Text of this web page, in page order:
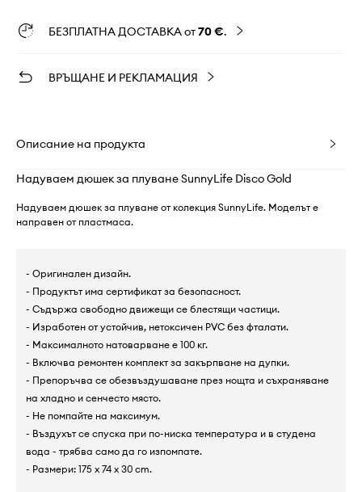
БЕЗПЛАТНА ДОСТАВКА от70 €.
ВРЪЩАНЕ И РЕКЛАМАЦИЯ
Описание на продукта
Надуваем дюшек за плуване SunnyLife Disco Gold
Надуваем дюшек за плуване от колекция SunnyLife. Моделът е
направен от пластмаса.
- Оригинален дизайн.
- Продуктът има сертификат за безопасност.
- Съдържа свободно движещи се блестящи частици.
- Изработен от устойчив, нетоксичен PVC без фталати.
- Максималното натоварване е 100 кг.
- Включва ремонтен комплект за закърпване на дупки.
- Препоръчва се обезвъздушаване през нощта и съхраняване
на хладно и сенчесто място.
- Не помпайте на максимум.
- Въздухът се спуска при по-ниска температура и в студена
вода - трябва само да го изпомпате.
- Размери: 175 x 74 x 30 cm.